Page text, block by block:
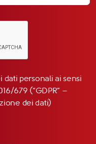
personali ai sensi
679 (“GDPR” –
dei dati)